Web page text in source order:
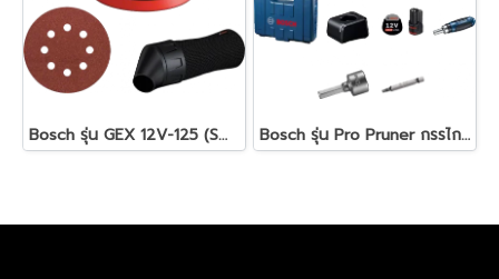
Bosch รุ่น GEX 12V-125 (SOLO) Brushless เครื่องขัดระบบลูกเบี้ยว ขนาด 5" 12 V เครื่องตัวเปล่า (0601372101) Bosch รุ่น Pro Pruner กรรไกรตัดกิ่งไม้ไร้สาย ขนาด 12 V (แบตเตอรี่ 12 V 2Ah 1 ลูก+ แท่นชาร์จ GAL 12V-20) (06019K10K1)